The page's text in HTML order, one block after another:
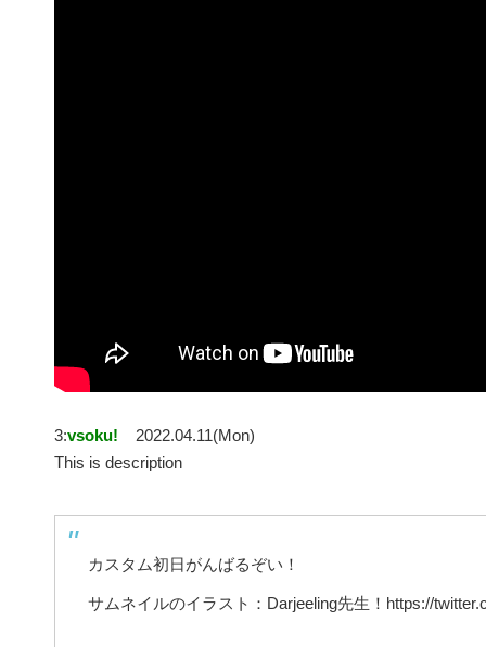
3:vsoku!
2022.04.11(Mon)
This is description
カスタム初日がんばるぞい！
サムネイルのイラスト：Darjeeling先生！https://